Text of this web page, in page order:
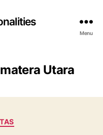
Menu
Utara